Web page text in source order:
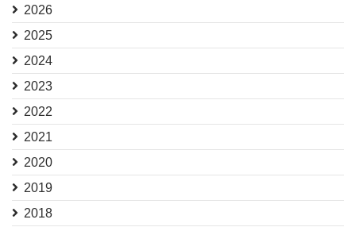
2026
2025
2024
2023
2022
2021
2020
2019
2018